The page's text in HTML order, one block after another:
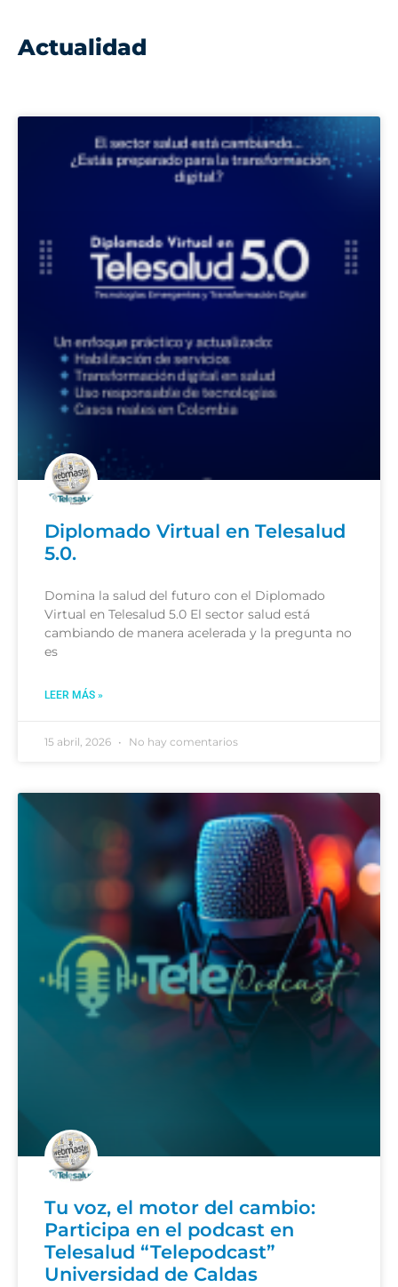
Actualidad
Diplomado Virtual en Telesalud
5.0.
Domina la salud del futuro con el Diplomado
Virtual en Telesalud 5.0 El sector salud está
cambiando de manera acelerada y la pregunta no
es
LEER MÁS »
15 abril, 2026 No hay comentarios
Tu voz, el motor del cambio:
Participa en el podcast en
Telesalud “Telepodcast”
Universidad de Caldas